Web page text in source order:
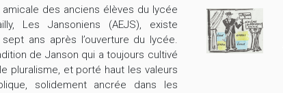
amicale des anciens élèves du lycée
Les Jansoniens (AEJS), existe
sept ans après l’ouverture du lycée.
de Janson qui a toujours cultivé
pluralisme, et porté haut les valeurs
solidement ancrée dans les